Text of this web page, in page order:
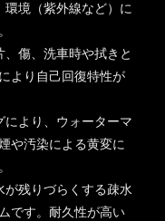
境（紫外線など）に
傷、洗車時や拭きと
より自己回復特性が
より、ウォーターマ
や汚染による黄変に
が残りづらくする疎水
です。耐久性が高い